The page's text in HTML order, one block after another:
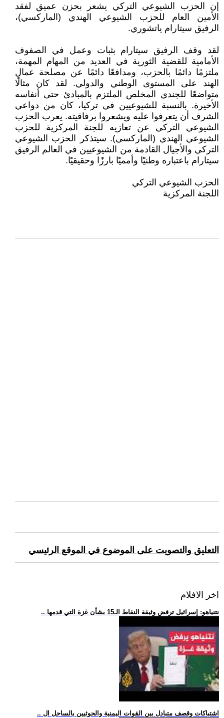
إن الحزب الشيوعي التركي يشعر بحزن عميق لفقد
الأمين العام للحزب الشيوعي الهندي (الماركسي)،
الرفيق سيتارام ياتشوري.
لقد وقف الرفيق سيتارام بثبات وعمل في الصفوف
الأمامية للقضية الثورية في العديد من المهام المهمة،
ملتزمًا دائمًا بالحزب، ومدافعًا دائمًا عن مصلحة عمال
الهند على المستوى الوطني والدولي. لقد كان مثالًا
متواضعًا للجندي المخلص الملتزم بالمبادئ حتى أنفاسه
الأخيرة. بالنسبة للشيوعيين في تركيا، كان من دواعي
الشرف أن يتعرفوا عليه ويشعروا برفاقيته. يعرب الحزب
الشيوعي التركي عن تعازيه للجنة المركزية للحزب
الشيوعي الهندي (الماركسي). سيتذكر الحزب الشيوعي
التركي والأجيال القادمة من الشيوعيين في العالم الرفيق
سيتارام باعتباره وطنيًا وأمميًا بارزًا وحقيقيًا.
الحزب الشيوعي التركي
اللجنة المركزية
التعليق والتصويت على الموضوع في الموقع الرئيسي
اخر الافلام
.. نتنياهو: إسرائيل ترفض وثيقة النقاط الـ15 بشأن غزة التي قدمها
.. اشتباكات وقصف متبادل بين القوات اليمنية والحوثيين بالساحل ال